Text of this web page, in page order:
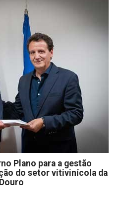
Plano para a gestão
do setor vitivinícola da